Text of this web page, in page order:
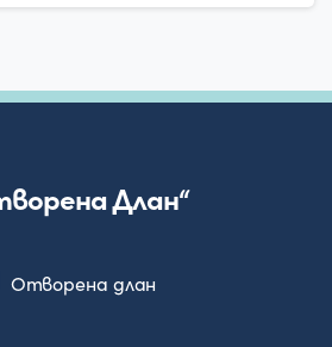
Длан“
Отворена длан